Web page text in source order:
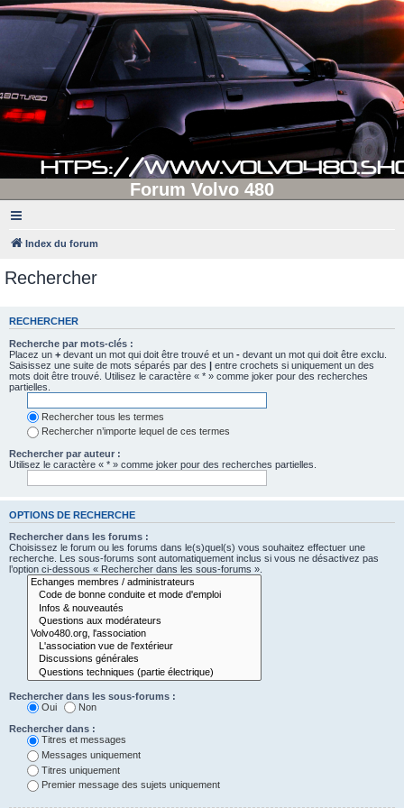
Forum Volvo 480
Index du forum
Rechercher
RECHERCHER
Recherche par mots-clés :
Placez un + devant un mot qui doit être trouvé et un - devant un mot qui doit être exclu.
Saisissez une suite de mots séparés par des | entre crochets si uniquement un des
mots doit être trouvé. Utilisez le caractère « * » comme joker pour des recherches
partielles.
Rechercher tous les termes
Rechercher n’importe lequel de ces termes
Rechercher par auteur :
Utilisez le caractère « * » comme joker pour des recherches partielles.
OPTIONS DE RECHERCHE
Rechercher dans les forums :
Choisissez le forum ou les forums dans le(s)quel(s) vous souhaitez effectuer une
recherche. Les sous-forums sont automatiquement inclus si vous ne désactivez pas
l’option ci-dessous « Rechercher dans les sous-forums ».
Rechercher dans les sous-forums :
Oui
Non
Rechercher dans :
Titres et messages
Messages uniquement
Titres uniquement
Premier message des sujets uniquement